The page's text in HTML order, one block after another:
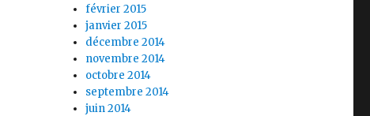
février 2015
janvier 2015
décembre 2014
novembre 2014
octobre 2014
septembre 2014
juin 2014